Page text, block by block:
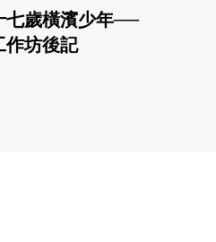
七歲橫濱少年──
作坊後記